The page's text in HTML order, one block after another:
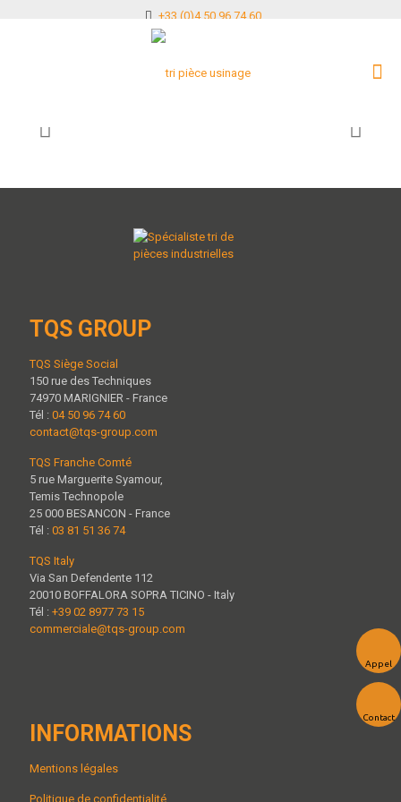
+33 (0)4 50 96 74 60
TQS GROUP
TQS Siège Social
150 rue des Techniques
74970 MARIGNIER - France
Tél : 04 50 96 74 60
contact@tqs-group.com
TQS Franche Comté
5 rue Marguerite Syamour,
Temis Technopole
25 000 BESANCON - France
Tél : 03 81 51 36 74
TQS Italy
Via San Defendente 112
20010 BOFFALORA SOPRA TICINO - Italy
Tél : +39 02 8977 73 15
commerciale@tqs-group.com
INFORMATIONS
Mentions légales
Politique de confidentialité
Appel
Contact